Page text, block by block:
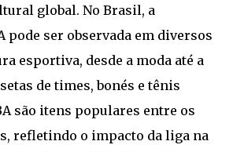
global. No Brasil, a
pode ser observada em diversos
esportiva, desde a moda até a
de times, bonés e tênis
são itens populares entre os
refletindo o impacto da liga na